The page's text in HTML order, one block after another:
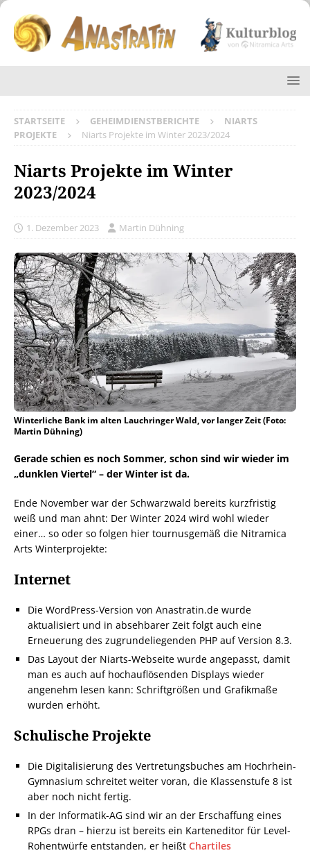
STARTSEITE GEHEIMDIENSTBERICHTE
NIARTS
PROJEKTE
Niarts Projekte im Winter 2023/2024
Niarts Projekte im Winter
2023/2024
1. Dezember 2023 Martin Dühning
Winterliche Bank im alten Lauchringer Wald, vor langer Zeit (Foto:
Martin Dühning)
Gerade schien es noch Sommer, schon sind wir wieder im
„dunklen Viertel“ – der Winter ist da.
Ende November war der Schwarzwald bereits kurzfristig
weiß und man ahnt: Der Winter 2024 wird wohl wieder
einer… so oder so folgen hier tournusgemäß die Nitramica
Arts Winterprojekte:
Internet
Die WordPress-Version von Anastratin.de wurde
aktualisiert und in absehbarer Zeit folgt auch eine
Erneuerung des zugrundeliegenden PHP auf Version 8.3.
Das Layout der Niarts-Webseite wurde angepasst, damit
man es auch auf hochauflösenden Displays wieder
angenehm lesen kann: Schriftgrößen und Grafikmaße
wurden erhöht.
Schulische Projekte
Die Digitalisierung des Vertretungsbuches am Hochrhein-
Gymnasium schreitet weiter voran, die Klassenstufe 8 ist
aber noch nicht fertig.
In der Informatik-AG sind wir an der Erschaffung eines
RPGs dran – hierzu ist bereits ein Karteneditor für Level-
Rohentwürfe entstanden, er heißt Chartiles